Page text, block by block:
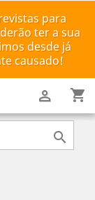
para
ter a sua
desde já
causado!
shopping_cart


text